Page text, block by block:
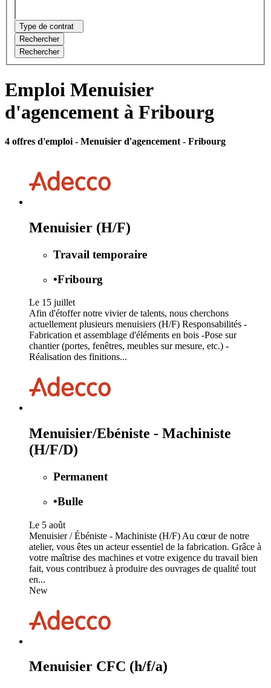
Type de contrat
Rechercher
Rechercher
Emploi Menuisier
d'agencement à Fribourg
4 offres d'emploi - Menuisier d'agencement - Fribourg
Menuisier (H/F)
Travail temporaire
•Fribourg
Le 15 juillet
Afin d'étoffer notre vivier de talents, nous cherchons
actuellement plusieurs menuisiers (H/F) Responsabilités -
Fabrication et assemblage d'éléments en bois -Pose sur
chantier (portes, fenêtres, meubles sur mesure, etc.) -
Réalisation des finitions...
Menuisier/Ebéniste - Machiniste
(H/F/D)
Permanent
•Bulle
Le 5 août
Menuisier / Ébéniste - Machiniste (H/F) Au cœur de notre
atelier, vous êtes un acteur essentiel de la fabrication. Grâce à
votre maîtrise des machines et votre exigence du travail bien
fait, vous contribuez à produire des ouvrages de qualité tout
en...
New
Menuisier CFC (h/f/a)